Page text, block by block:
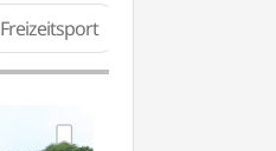
Freizeitsport